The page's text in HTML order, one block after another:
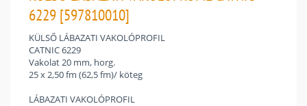
6229 [597810010]
KÜLSŐ LÁBAZATI VAKOLÓPROFIL
CATNIC 6229
Vakolat 20 mm, horg.
25 x 2,50 fm (62,5 fm)/ köteg
LÁBAZATI VAKOLÓPROFIL